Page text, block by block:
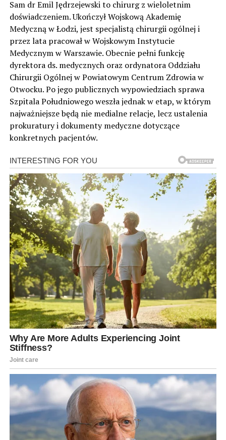
Sam dr Emil Jędrzejewski to chirurg z wieloletnim
doświadczeniem. Ukończył Wojskową Akademię
Medyczną w Łodzi, jest specjalistą chirurgii ogólnej i
przez lata pracował w Wojskowym Instytucie
Medycznym w Warszawie. Obecnie pełni funkcję
dyrektora ds. medycznych oraz ordynatora Oddziału
Chirurgii Ogólnej w Powiatowym Centrum Zdrowia w
Otwocku. Po jego publicznych wypowiedziach sprawa
Szpitala Południowego weszła jednak w etap, w którym
najważniejsze będą nie medialne relacje, lecz ustalenia
prokuratury i dokumenty medyczne dotyczące
konkretnych pacjentów.